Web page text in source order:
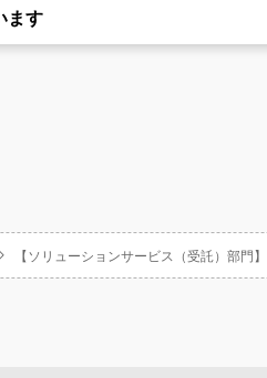
ます
【ソリューションサービス（受託）部門